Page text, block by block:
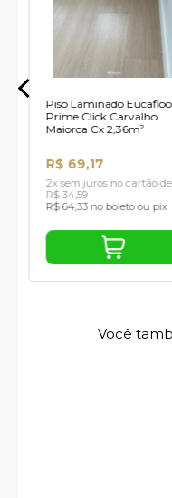
Piso Laminado
Prime Click Carvalho
Maiorca Cx 2,36m²
R$ 69,17
2x sem juros no cartão de
R$ 34,59
R$ 64,33 no boleto ou pix
Você